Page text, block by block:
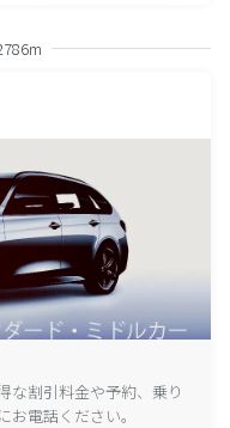
な割引料金や予約、乗り
電話ください。